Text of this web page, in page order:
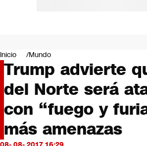
Negocios
Deportes
Programas completos
Cultura
Servicios
Bits
CNN Data
CNN tiempo
Futuro 360
Inicio Mundo
Trump advierte
del Norte será
con “fuego y
más amenazas